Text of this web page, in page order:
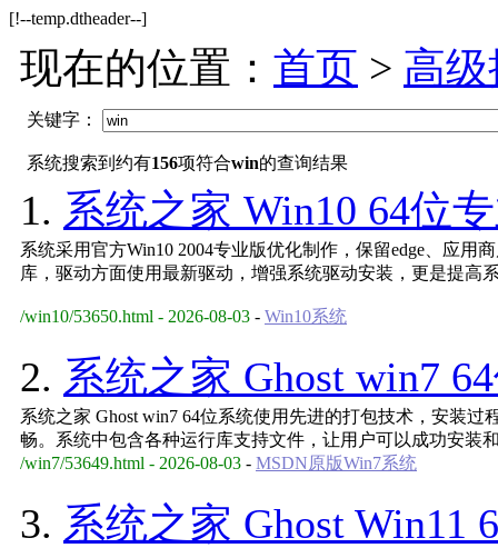
[!--temp.dtheader--]
现在的位置： 首页 > 高
关键字：
系统搜索到约有156项符合win的查询结果
1. 系统之家 Win10 64位
系统采用官方Win10 2004专业版优化制作，保留edge、应用
库，驱动方面使用最新驱动，增强系统驱动安装，更是提高
/win10/53650.html - 2026-08-03 - Win10系统
2. 系统之家 Ghost win7
系统之家 Ghost win7 64位系统使用先进的打包技术，安装
畅。系统中包含各种运行库支持文件，让用户可以成功安装
/win7/53649.html - 2026-08-03 - MSDN原版Win7系统
3. 系统之家 Ghost Win11